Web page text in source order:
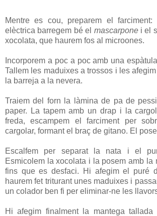
Mentre es cou, preparem el farciment:
elèctrica barregem bé el mascarponei el
xocolata, que haurem fos al microones.
Incorporem a poc a poc amb una
Tallem les maduixes a trossos i les
la barreja a la nevera.
Traiem del forn la làmina de pa de
paper. La tapem amb un drap i la
freda, escampem el farciment per
cargolar, formant el braç de gitano. El
Escalfem per separat la nata i el
Esmicolem la xocolata i la posem amb la
fins que es desfaci. Hi afegim el puré
haurem fet triturant unes maduixes i
un colador ben fi per eliminar-ne les
Hi afegim finalment la mantega tallada